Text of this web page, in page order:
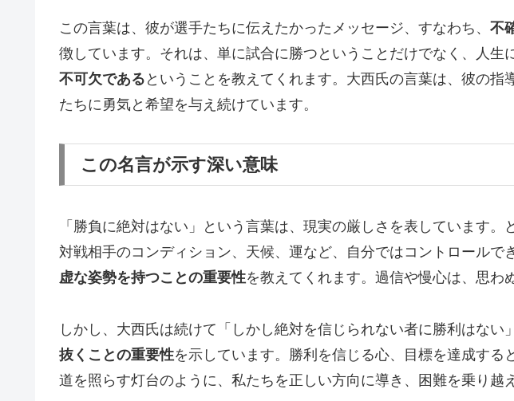
この言葉は、彼が選手たちに伝えたかったメッセージ、すなわち、 不
徴しています。それは、単に試合に勝つということだけでなく、人生
不可欠である ということを教えてくれます。大西氏の言葉は、彼の
たちに勇気と希望を与え続けています。
この名言が示す深い意味
「勝負に絶対はない」という言葉は、現実の厳しさを表しています
対戦相手のコンディション、天候、運など、自分ではコントロールで
虚な姿勢を持つことの重要性を教えてくれます。過信や慢心は、思わ
しかし、大西氏は続けて「しかし絶対を信じられない者に勝利はない
抜くことの重要性を示しています。勝利を信じる心、目標を達成す
道を照らす灯台のように、私たちを正しい方向に導き、困難を乗り越